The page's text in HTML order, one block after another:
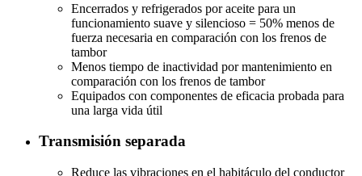
Encerrados y refrigerados por aceite para un
funcionamiento suave y silencioso = 50% menos de
fuerza necesaria en comparación con los frenos de
tambor
Menos tiempo de inactividad por mantenimiento en
comparación con los frenos de tambor
Equipados con componentes de eficacia probada para
una larga vida útil
Transmisión separada
Reduce las vibraciones en el habitáculo del conductor